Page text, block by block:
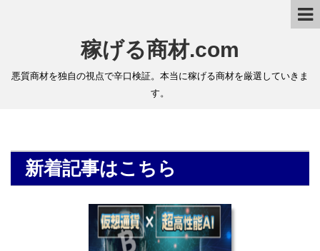
稼げる商材.com
悪質商材を独自の視点で辛口検証。本当に稼げる商材を厳選していきま
す。
新着記事はこちら